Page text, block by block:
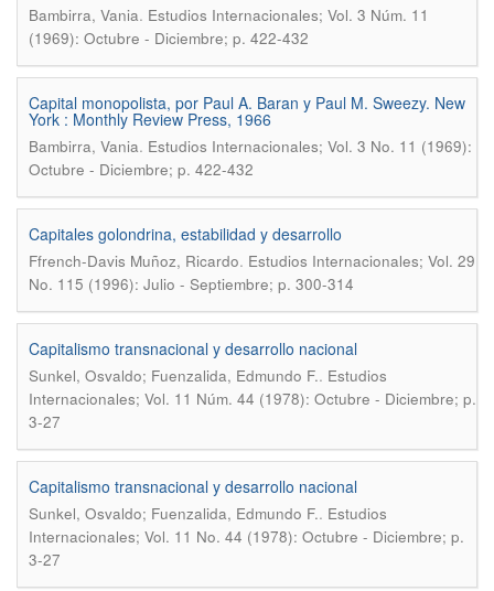
Bambirra, Vania. Estudios Internacionales; Vol. 3 Núm. 11
(1969): Octubre - Diciembre; p. 422-432
Capital monopolista, por Paul A. Baran y Paul M. Sweezy. New
York : Monthly Review Press, 1966
Bambirra, Vania. Estudios Internacionales; Vol. 3 No. 11 (1969):
Octubre - Diciembre; p. 422-432
Capitales golondrina, estabilidad y desarrollo
Ffrench-Davis Muñoz, Ricardo. Estudios Internacionales; Vol. 29
No. 115 (1996): Julio - Septiembre; p. 300-314
Capitalismo transnacional y desarrollo nacional
Sunkel, Osvaldo; Fuenzalida, Edmundo F.. Estudios
Internacionales; Vol. 11 Núm. 44 (1978): Octubre - Diciembre; p.
3-27
Capitalismo transnacional y desarrollo nacional
Sunkel, Osvaldo; Fuenzalida, Edmundo F.. Estudios
Internacionales; Vol. 11 No. 44 (1978): Octubre - Diciembre; p.
3-27